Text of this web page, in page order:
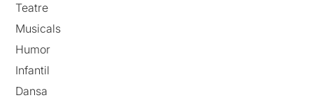
Teatre
Musicals
Humor
Infantil
Dansa